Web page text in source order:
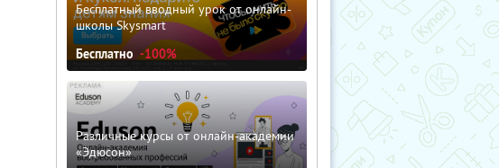
Бесплатный вводный урок от онлайн-
школы Skysmart
Бесплатно -100%
Различные курсы от онлайн-академии
«Эдюсон»